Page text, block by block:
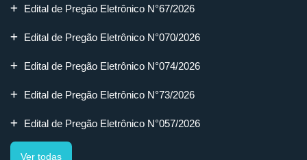
Edital de Pregão Eletrônico N°67/2026
Edital de Pregão Eletrônico N°070/2026
Edital de Pregão Eletrônico N°074/2026
Edital de Pregão Eletrônico N°73/2026
Edital de Pregão Eletrônico N°057/2026
Ver todas